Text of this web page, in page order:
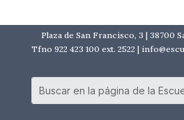
Plaza de San Francisco, 3 | 38700
Tfno 922 423 100 ext. 2522 |